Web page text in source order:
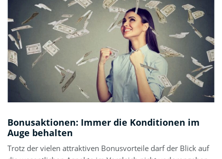
Bonusaktionen: Immer die Konditionen im
Auge behalten
Trotz der vielen attraktiven Bonusvorteile darf der Blick auf